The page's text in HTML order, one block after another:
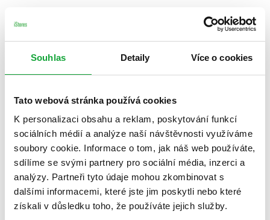
Souhlas Detaily Více o cookies
Tato webová stránka používá cookies
K personalizaci obsahu a reklam, poskytování funkcí
sociálních médií a analýze naší návštěvnosti využíváme
soubory cookie. Informace o tom, jak náš web používáte,
sdílíme se svými partnery pro sociální média, inzerci a
analýzy. Partneři tyto údaje mohou zkombinovat s
dalšími informacemi, které jste jim poskytli nebo které
získali v důsledku toho, že používáte jejich služby.